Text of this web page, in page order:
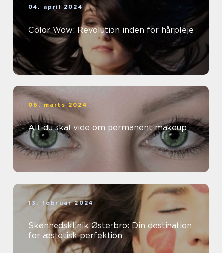
04. april 2024
Color Wow: Revolution inden for hårpleje
06. marts 2024
Alt du skal vide om permanent makeup
13. februar 2024
Skønhedsklinik Østerbro: Din destination
for æstetisk perfektion